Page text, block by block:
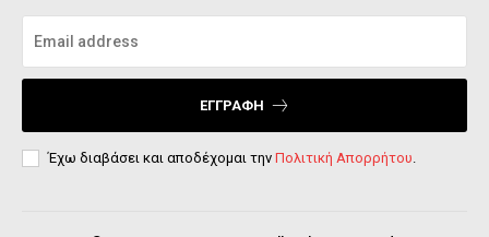
ΕΓΓΡΑΦΉ
Έχω διαβάσει και αποδέχομαι την Πολιτική Απορρήτου.